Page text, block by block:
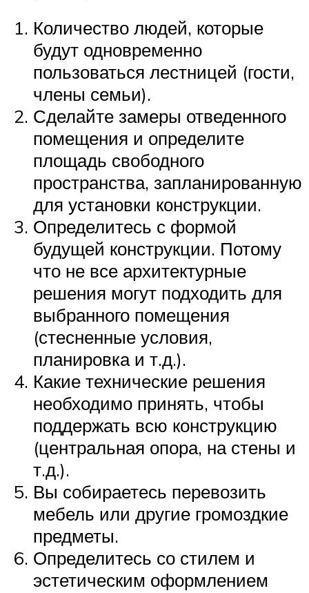
Количество людей, которые
будут одновременно
пользоваться лестницей (гости,
члены семьи).
Сделайте замеры отведенного
помещения и определите
площадь свободного
пространства, запланированную
для установки конструкции.
Определитесь с формой
будущей конструкции. Потому
что не все архитектурные
решения могут подходить для
выбранного помещения
(стесненные условия,
планировка и т.д.).
Какие технические решения
необходимо принять, чтобы
поддержать всю конструкцию
(центральная опора, на стены и
т.д.).
Вы собираетесь перевозить
мебель или другие громоздкие
предметы.
Определитесь со стилем и
эстетическим оформлением